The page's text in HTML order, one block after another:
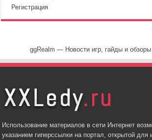
Регистрация
ggRealm — Новости игр, гайды и обзоры
Использование материалов в сети Интернет
указанием гиперссылки на портал, открытой для